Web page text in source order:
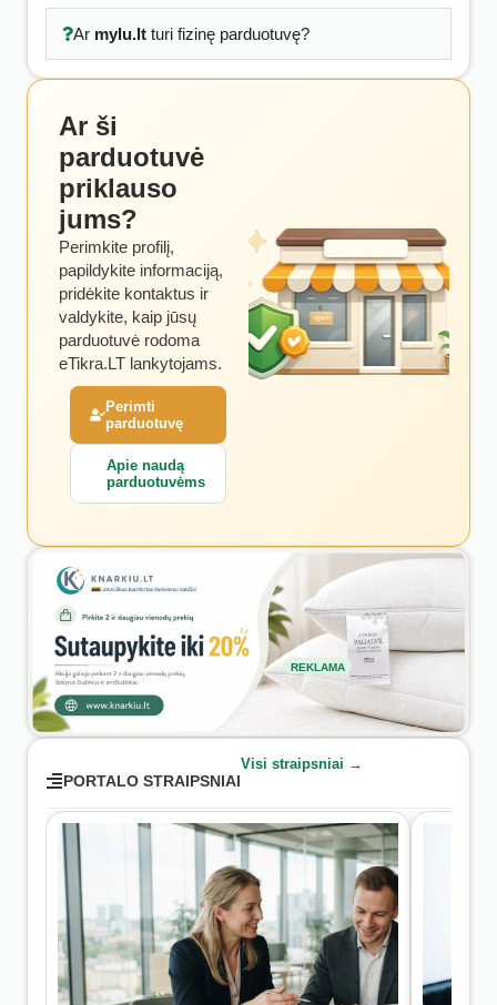
Ar mylu.ltturi fizinę parduotuvę?
Ar ši
parduotuvė
priklauso
jums?
Perimkite profilį,
papildykite informaciją,
pridėkite kontaktus ir
valdykite, kaip jūsų
parduotuvė rodoma
eTikra.LT lankytojams.
Perimti
parduotuvę
Apie naudą
parduotuvėms
REKLAMA
PORTALO STRAIPSNIAI
Visi straipsniai →